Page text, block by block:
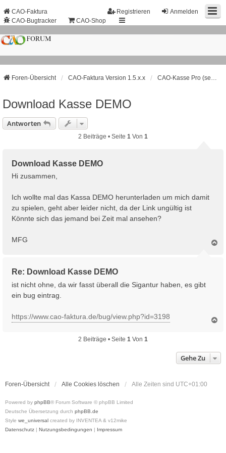
Anmelden
Registrieren
CAO-Faktura
CAO-Bugtracker
CAO-Shop
Foren-Übersicht CAO-Faktura Version 1.5.x.x
Download Kasse DEMO
Antworten
2 Beiträge • Seite 1 Von 1
Download Kasse DEMO
Hi zusammen,
Ich wollte mal das Kassa DEMO herunterladen um mich damit
zu spielen, geht aber leider nicht, da der Link ungültig ist
Könnte sich das jemand bei Zeit mal ansehen?
MFG
Re: Download Kasse DEMO
ist nicht ohne, da wir fasst überall die Sigantur haben, es gibt
ein bug eintrag.
https://www.cao-faktura.de/bug/view.php?id=3198
o
2 Beiträge • Seite 1 Von 1
Gehe Zu
Foren-Übersicht Alle Cookies löschen Alle Zeiten sind UTC+01:00
Powered by phpBB® Forum Software © phpBB Limited
Deutsche Übersetzung durch phpBB.de
Style we_universal created by INVENTEA & v12mike
Datenschutz | Nutzungsbedingungen | Impressum